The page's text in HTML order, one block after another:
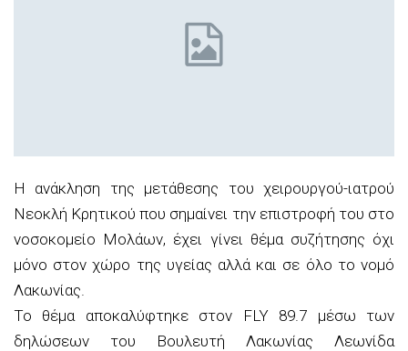
Η ανάκληση της μετάθεσης του χειρουργού-ιατρού
Νεοκλή Κρητικού που σημαίνει την επιστροφή του στο
νοσοκομείο Μολάων, έχει γίνει θέμα συζήτησης όχι
μόνο στον χώρο της υγείας αλλά και σε όλο το νομό
Λακωνίας.
Το θέμα αποκαλύφτηκε στον FLY 89.7 μέσω των
δηλώσεων του Βουλευτή Λακωνίας Λεωνίδα